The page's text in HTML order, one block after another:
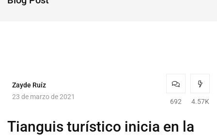
Zayde Ruíz
23 de marzo de 2021
692 4.57K
Tianguis turístico inicia en la